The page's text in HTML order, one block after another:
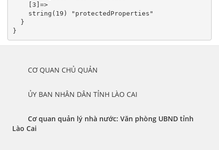
    [3]=>
    string(19) "protectedProperties"
  }
	CƠ QUAN CHỦ QUẢN
	ỦY BAN NHÂN DÂN TỈNH LÀO CAI
Cơ quan quản lý nhà nước: Văn phòng UBND tỉnh
Lào Cai